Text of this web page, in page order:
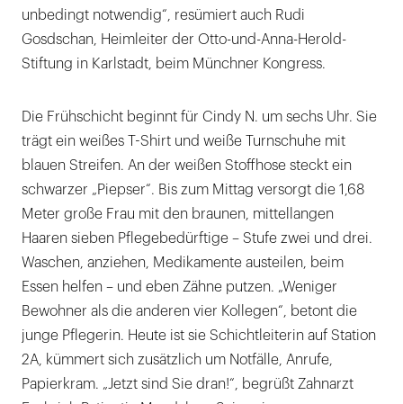
unbedingt notwendig“, resümiert auch Rudi
Gosdschan, Heimleiter der Otto-und-Anna-Herold-
Stiftung in Karlstadt, beim Münchner Kongress.
Die Frühschicht beginnt für Cindy N. um sechs Uhr. Sie
trägt ein weißes T-Shirt und weiße Turnschuhe mit
blauen Streifen. An der weißen Stoffhose steckt ein
schwarzer „Piepser“. Bis zum Mittag versorgt die 1,68
Meter große Frau mit den braunen, mittellangen
Haaren sieben Pflegebedürftige – Stufe zwei und drei.
Waschen, anziehen, Medikamente austeilen, beim
Essen helfen – und eben Zähne putzen. „Weniger
Bewohner als die anderen vier Kollegen“, betont die
junge Pflegerin. Heute ist sie Schichtleiterin auf Station
2A, kümmert sich zusätzlich um Notfälle, Anrufe,
Papierkram. „Jetzt sind Sie dran!“, begrüßt Zahnarzt